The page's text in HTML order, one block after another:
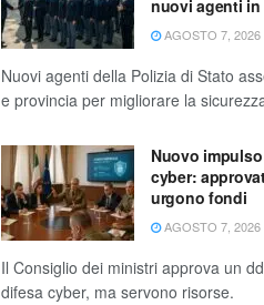
nuovi agenti in
AGOSTO 7, 2026
Nuovi agenti della Polizia di Stato
e provincia per migliorare la
Nuovo
cyber:
urgono fondi
AGOSTO 7, 2026
Il Consiglio dei ministri approva un
difesa cyber, ma servono risorse.